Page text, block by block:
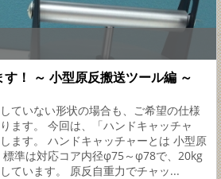
！ ～ 小型原反搬送ツール編 ～
ていない形状の場合も、ご希望の仕様
ます。 今回は、「ハンドキャッチャ
ます。 ハンドキャッチャーとは 小型原
標準は対応コア内径φ75～φ78で、20kg
ています。 原反自重力でチャッ...